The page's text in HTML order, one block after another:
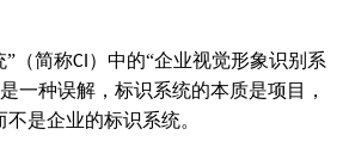
”（简称CI ）中的“企业视觉形象识别系
一种误解，标识系统的本质是项目，
是企业的标识系统。